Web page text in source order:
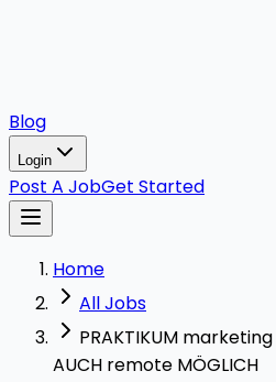
Blog
Login
Post A JobGet Started
Home
All Jobs
PRAKTIKUM
AUCH remote MÖGLICH